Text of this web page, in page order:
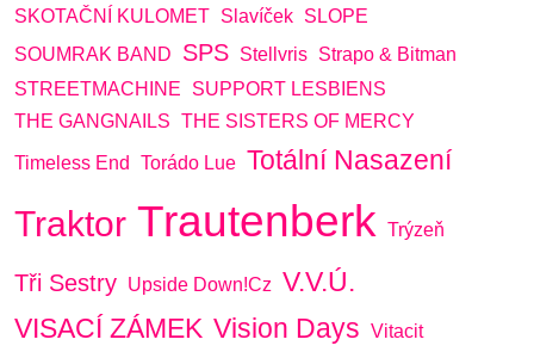
SKOTAČNÍ KULOMET
Slavíček SLOPE
SOUMRAK BAND
SPS Stellvris Strapo & Bitman
STREETMACHINE
SUPPORT LESBIENS
THE GANGNAILS THE SISTERS OF MERCY
Timeless End Torádo Lue Totální Nasazení
Traktor Trautenberk Trýzeň
Tři Sestry Upside Down!cz V.V.Ú.
VISACÍ ZÁMEK Vision Days Vitacit